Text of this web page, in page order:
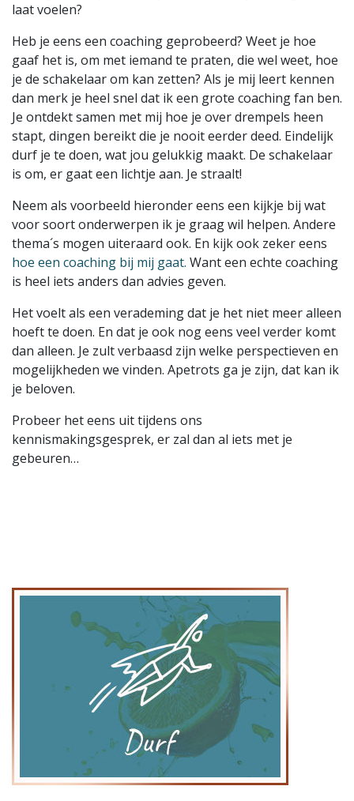
laat voelen?
Heb je eens een coaching geprobeerd? Weet je hoe
gaaf het is, om met iemand te praten, die wel weet, hoe
je de schakelaar om kan zetten? Als je mij leert kennen
dan merk je heel snel dat ik een grote coaching fan ben.
Je ontdekt samen met mij hoe je over drempels heen
stapt, dingen bereikt die je nooit eerder deed. Eindelijk
durf je te doen, wat jou gelukkig maakt. De schakelaar
is om, er gaat een lichtje aan. Je straalt!
Neem als voorbeeld hieronder eens een kijkje bij wat
voor soort onderwerpen ik je graag wil helpen. Andere
thema´s mogen uiteraard ook. En kijk ook zeker eens
hoe een coaching bij mij gaat. Want een echte coaching
is heel iets anders dan advies geven.
Het voelt als een verademing dat je het niet meer alleen
hoeft te doen. En dat je ook nog eens veel verder komt
dan alleen. Je zult verbaasd zijn welke perspectieven en
mogelijkheden we vinden. Apetrots ga je zijn, dat kan ik
je beloven.
Probeer het eens uit tijdens ons
kennismakingsgesprek, er zal dan al iets met je
gebeuren…